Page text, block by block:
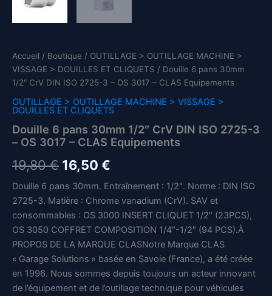
Accueil / Boutique / OUTILLAGE > OUTILLAGE MACHINE >
VISSAGE > DOUILLES ET CLIQUETS / Douille 6 pans 30mm
1/2″ CrV DIN ISO 2725-3 – OS 3017 – CLAS Equipements
OUTILLAGE > OUTILLAGE MACHINE > VISSAGE >
DOUILLES ET CLIQUETS
Douille 6 pans 30mm 1/2″ CrV DIN ISO 2725-3
– OS 3017 – CLAS Equipements
19,80€ Le
prix
initial
était :
19,80 €.
16,50 €
prix
actuel
est :
16,50 €.
Douille 6 pans 30mm. Entraînement : 1/2″. Norme : DIN ISO
2725-3. Matière : Chrome vanadium (CrV). SAV et
consommables : OS 3000 INSERT CLIQUET 1/2″ (23PCS),
OS 3050 COFFRET COMPOSITION 1/4″-1/2″ (94 PCS).À
PROPOS DE LA MARQUE CLASNotre Marque CLAS
« Garage Solutions » basée en Savoie (France), a été créée
en 1996. Nous sommes depuis toujours un acteur innovant
de l’équipement et de l’outillage technique pour véhicules